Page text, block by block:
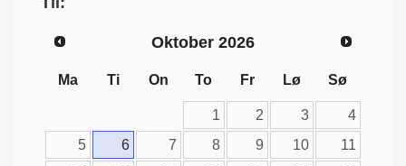
Oktober 2026
Ma Ti On To Fr Lø Sø
1 2 3
4
5
6 7 8 9 10
11